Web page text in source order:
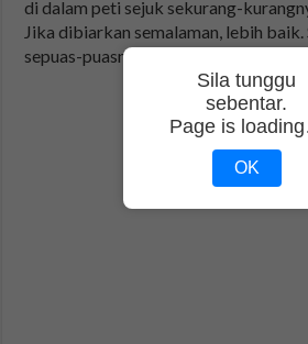
di dalam peti sejuk sekurang-
Jika dibiarkan semalaman, lebih baik.
sepuas-puasnya.
Sila tunggu
sebentar.
Page is
OK